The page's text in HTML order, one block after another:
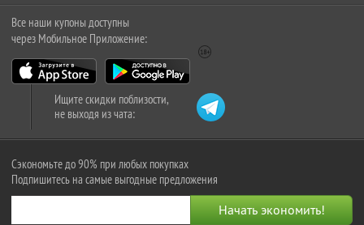
Все наши купоны доступны
через Мобильное Приложение:
Ищите скидки поблизости,
не выходя из чата:
Сэкономьте до 90% при любых покупках
Подпишитесь на самые выгодные предложения